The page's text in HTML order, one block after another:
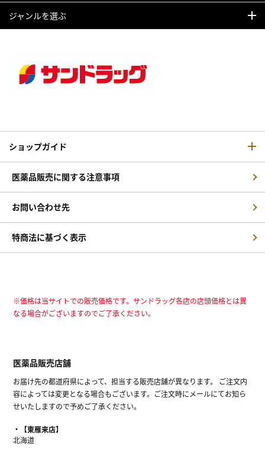
ジャンルを選ぶ
ショップガイド
医薬品販売に関する注意事項
お問い合わせ先
特商法に基づく表示
※価格は当サイトでの販売価格です。サンドラッグ各店の店頭価格とは異
なる場合がございますのでご了承ください。
医薬品販売店舗
お届け先の都道府県によって、担当する販売店舗が異なります。 ご注文内
容によっては変更となる場合もございます。ご注文時にメールにてお知ら
せいたしますので予めご了承ください。
【東雁来店】
北海道